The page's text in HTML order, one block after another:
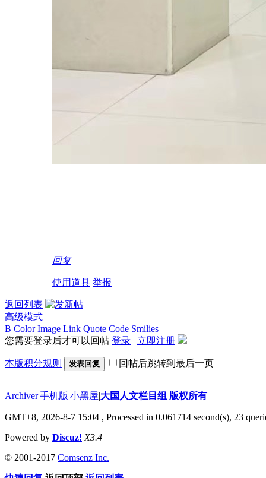
回复
使用道具 举报
返回列表
高级模式
B Color Image Link Quote Code Smilies
您需要登录后才可以回帖 登录 | 立即注册
本版积分规则 发表回复 回帖后跳转到最后一页
Archiver|手机版|小黑屋|大国人文栏目组 版权所有
GMT+8, 2026-8-7 15:04 , Processed in 0.061714 second(s), 23
Powered by Discuz! X3.4
© 2001-2017 Comsenz Inc.